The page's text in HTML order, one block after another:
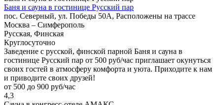
Баня и сауна в гостинице Русский пар
пос. Северный, ул. Победы 50А, Расположены на трассе
Москва – Симферополь
Русская, Финская
Круглосуточно
Заведение с русской, финской парной Баня и сауна в
гостинице Русский пар от 500 руб/час приглашает окунуться
своих гостей в атмосферу комфорта и уюта. Приходите к нам
и приводите своих друзей!
от 500 до 900 руб/час
4,3